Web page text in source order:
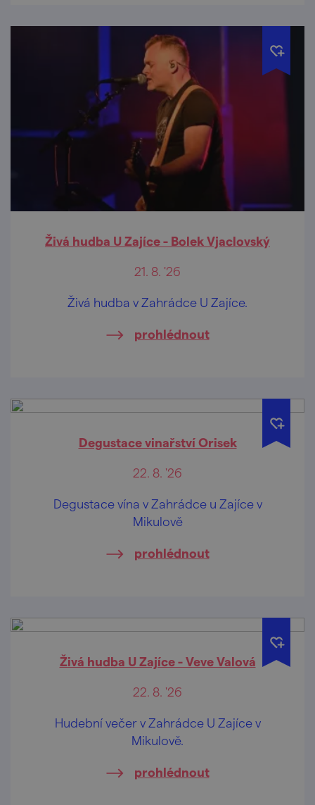
Živá hudba U Zajíce - Bolek Vjaclovský
21. 8. '26
Živá hudba v Zahrádce U Zajíce.
prohlédnout
Degustace vinařství Orisek
22. 8. '26
Degustace vína v Zahrádce u Zajíce v
Mikulově
prohlédnout
Živá hudba U Zajíce - Veve Valová
22. 8. '26
Hudební večer v Zahrádce U Zajíce v
Mikulově.
prohlédnout